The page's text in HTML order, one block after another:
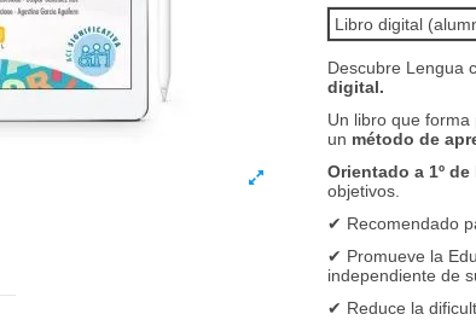
Libro digital
Descubre Lengua
digital.
Un libro que forma
un método de
Orientado a 1º
objetivos.
✔ Recomendado
✔ Promueve la
independiente de
✔ Reduce la